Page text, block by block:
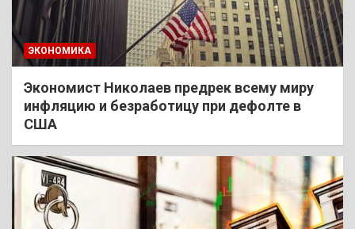
ЭКОНОМИКА
Экономист Николаев предрек всему миру
инфляцию и безработицу при дефолте в
США